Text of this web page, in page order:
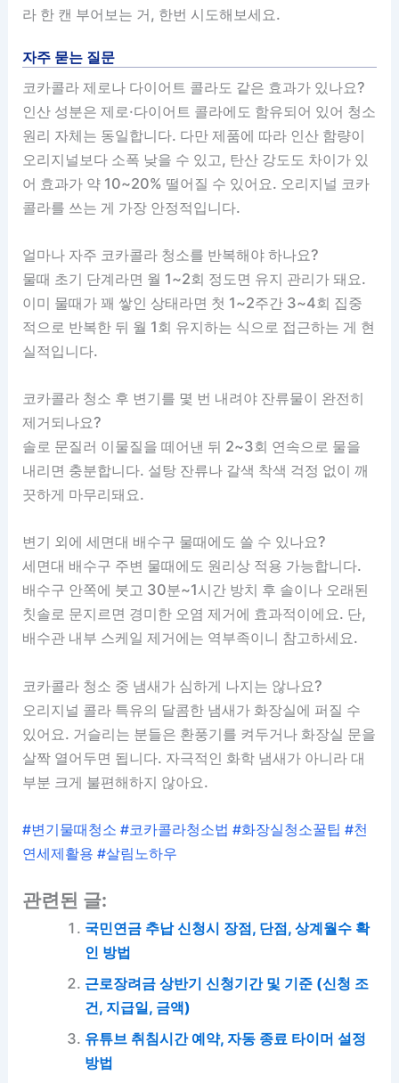
라 한 캔 부어보는 거, 한번 시도해보세요.
자주 묻는 질문
코카콜라 제로나 다이어트 콜라도 같은 효과가 있나요?
인산 성분은 제로·다이어트 콜라에도 함유되어 있어 청소
원리 자체는 동일합니다. 다만 제품에 따라 인산 함량이
오리지널보다 소폭 낮을 수 있고, 탄산 강도도 차이가 있
어 효과가 약 10~20% 떨어질 수 있어요. 오리지널 코카
콜라를 쓰는 게 가장 안정적입니다.
얼마나 자주 코카콜라 청소를 반복해야 하나요?
물때 초기 단계라면 월 1~2회 정도면 유지 관리가 돼요.
이미 물때가 꽤 쌓인 상태라면 첫 1~2주간 3~4회 집중
적으로 반복한 뒤 월 1회 유지하는 식으로 접근하는 게 현
실적입니다.
코카콜라 청소 후 변기를 몇 번 내려야 잔류물이 완전히
제거되나요?
솔로 문질러 이물질을 떼어낸 뒤 2~3회 연속으로 물을
내리면 충분합니다. 설탕 잔류나 갈색 착색 걱정 없이 깨
끗하게 마무리돼요.
변기 외에 세면대 배수구 물때에도 쓸 수 있나요?
세면대 배수구 주변 물때에도 원리상 적용 가능합니다.
배수구 안쪽에 붓고 30분~1시간 방치 후 솔이나 오래된
칫솔로 문지르면 경미한 오염 제거에 효과적이에요. 단,
배수관 내부 스케일 제거에는 역부족이니 참고하세요.
코카콜라 청소 중 냄새가 심하게 나지는 않나요?
오리지널 콜라 특유의 달콤한 냄새가 화장실에 퍼질 수
있어요. 거슬리는 분들은 환풍기를 켜두거나 화장실 문을
살짝 열어두면 됩니다. 자극적인 화학 냄새가 아니라 대
부분 크게 불편해하지 않아요.
#변기물때청소 #코카콜라청소법 #화장실청소꿀팁 #천
연세제활용 #살림노하우
관련된 글:
국민연금 추납 신청시 장점, 단점, 상계월수 확
인 방법
근로장려금 상반기 신청기간 및 기준 (신청 조
건, 지급일, 금액)
유튜브 취침시간 예약, 자동 종료 타이머 설정
방법